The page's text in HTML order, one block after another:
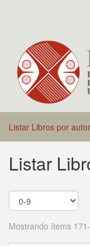
Listar Libros por autor
Listar
Mostrando ítems